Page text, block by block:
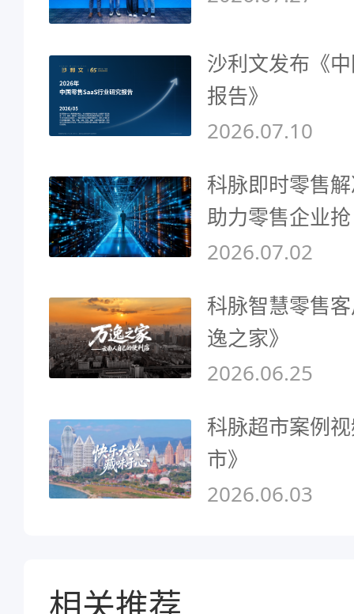
沙利文发布《
报告》
2026.07.10
科脉即时零售
助力零售企业
2026.07.02
科脉智慧零售
逸之家》
2026.06.25
科脉超市案例
市》
2026.06.03
相关推荐